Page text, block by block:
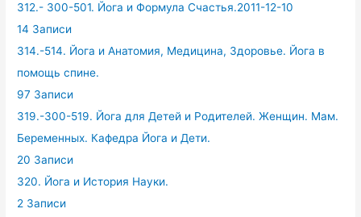
312.- 300-501. Йога и Формула Счастья.2011-12-10
14 Записи
314.-514. Йога и Анатомия, Медицина, Здоровье. Йога в
помощь спине.
97 Записи
319.-300-519. Йога для Детей и Родителей. Женщин. Мам.
Беременных. Кафедра Йога и Дети.
20 Записи
320. Йога и История Науки.
2 Записи